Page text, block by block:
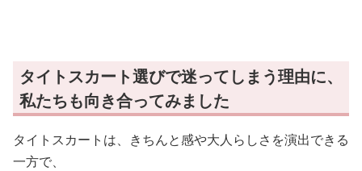
タイトスカート選びで迷ってしまう理由に、
私たちも向き合ってみました
タイトスカートは、きちんと感や大人らしさを演出できる
一方で、